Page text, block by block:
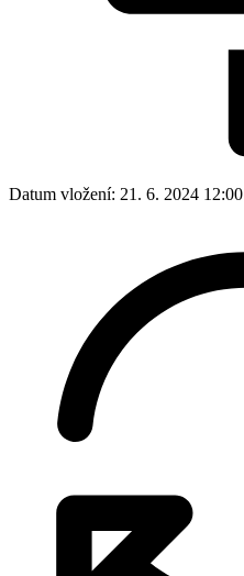
Datum vložení: 21. 6. 2024 12:00